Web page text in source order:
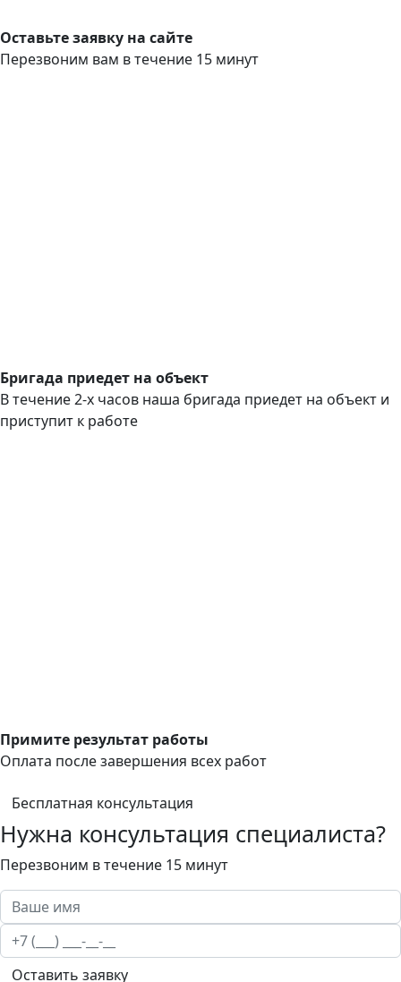
Оставьте заявку на сайте
Перезвоним вам в течение 15 минут
Бригада приедет на объект
В течение 2-х часов наша бригада приедет на объект и
приступит к работе
Примите результат работы
Оплата после завершения всех работ
Бесплатная консультация
Нужна консультация специалиста?
Перезвоним в течение 15 минут
Оставить заявку